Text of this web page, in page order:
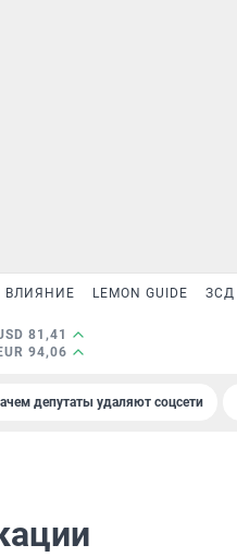
ВЛИЯНИЕ LEMON GUIDE
81,41
94,06
депутаты удаляют соцсети